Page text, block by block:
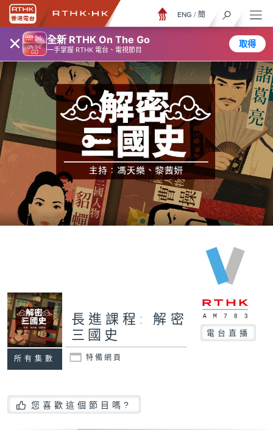
× 全新 RTHK On The Go
一手掌握 RTHK 電台、電視節目
取得
ENG / 簡
所有集數
長進課程: 解密
三國史
電台直播
特備網頁
您喜歡這個節目嗎?